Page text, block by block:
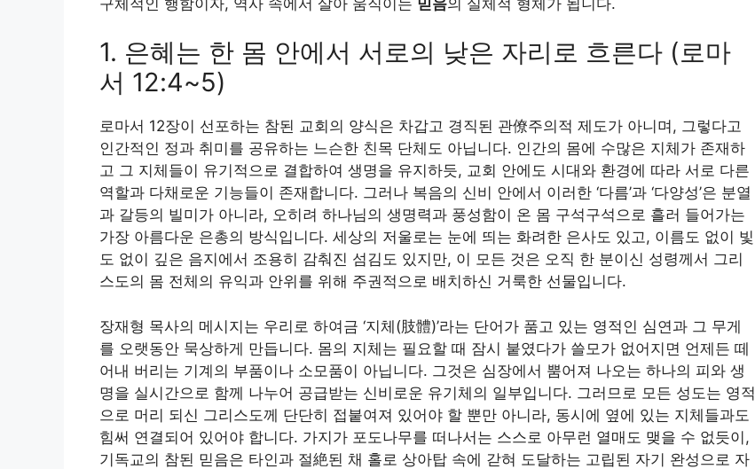
1. 은혜는 한 몸 안에서 서로의 낮은 자리로 흐른다 (로마
서 12:4~5)
로마서 12장이 선포하는 참된 교회의 양식은 차갑고 경직된 관僚주의적 제도가 아니며, 그렇다고
인간적인 정과 취미를 공유하는 느슨한 친목 단체도 아닙니다. 인간의 몸에 수많은 지체가 존재하
고 그 지체들이 유기적으로 결합하여 생명을 유지하듯, 교회 안에도 시대와 환경에 따라 서로 다른
역할과 다채로운 기능들이 존재합니다. 그러나 복음의 신비 안에서 이러한 ‘다름’과 ‘다양성’은 분열
과 갈등의 빌미가 아니라, 오히려 하나님의 생명력과 풍성함이 온 몸 구석구석으로 흘러 들어가는
가장 아름다운 은총의 방식입니다. 세상의 저울로는 눈에 띄는 화려한 은사도 있고, 이름도 없이 빛
도 없이 깊은 음지에서 조용히 감춰진 섬김도 있지만, 이 모든 것은 오직 한 분이신 성령께서 그리
스도의 몸 전체의 유익과 안위를 위해 주권적으로 배치하신 거룩한 선물입니다.
장재형 목사의 메시지는 우리로 하여금 ‘지체(肢體)’라는 단어가 품고 있는 영적인 심연과 그 무게
를 오랫동안 묵상하게 만듭니다. 몸의 지체는 필요할 때 잠시 붙였다가 쓸모가 없어지면 언제든 떼
어내 버리는 기계의 부품이나 소모품이 아닙니다. 그것은 심장에서 뿜어져 나오는 하나의 피와 생
명을 실시간으로 함께 나누어 공급받는 신비로운 유기체의 일부입니다. 그러므로 모든 성도는 영적
으로 머리 되신 그리스도께 단단히 접붙여져 있어야 할 뿐만 아니라, 동시에 옆에 있는 지체들과도
힘써 연결되어 있어야 합니다. 가지가 포도나무를 떠나서는 스스로 아무런 열매도 맺을 수 없듯이,
기독교의 참된 믿음은 타인과 절絶된 채 홀로 상아탑 속에 갇혀 도달하는 고립된 자기 완성으로 자